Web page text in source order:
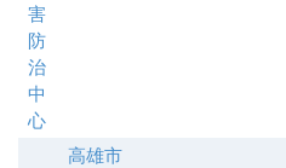
害
防
治
中
心
高雄市